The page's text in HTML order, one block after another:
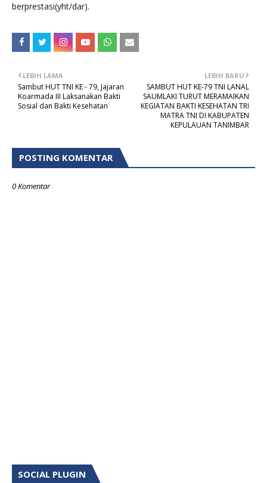
berprestasi(yht/dar).
LEBIH BARU
SAMBUT HUT KE-79 TNI LANAL
SAUMLAKI TURUT MERAMAIKAN
KEGIATAN BAKTI KESEHATAN TRI
MATRA TNI DI KABUPATEN
KEPULAUAN TANIMBAR
LEBIH LAMA
Sambut HUT TNI KE - 79, Jajaran
Koarmada III Laksanakan Bakti
Sosial dan Bakti Kesehatan
POSTING KOMENTAR
0 Komentar
SOCIAL PLUGIN